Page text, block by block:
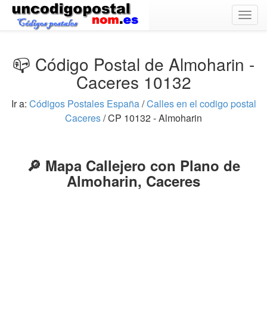
📪 Código Postal de Almoharin -
Caceres 10132
Ir a: Códigos Postales España/Calles en el codigo postal
Caceres/ CP 10132 - Almoharin
🔎 Mapa Callejero con Plano de
Almoharin, Caceres